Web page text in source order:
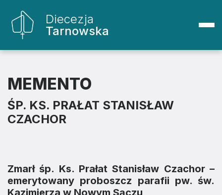
Diecezja
Tarnowska
MEMENTO
ŚP. KS. PRAŁAT STANISŁAW
CZACHOR
Zmarł śp. Ks. Prałat Stanisław Czachor –
emerytowany proboszcz parafii pw. św.
Kazimierza w Nowym Sączu